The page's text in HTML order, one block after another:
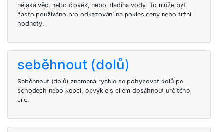
nějaká věc, nebo člověk, nebo hladina vody. To může být
často používáno pro odkazování na pokles ceny nebo tržní
hodnoty.
seběhnout (dolů)
Seběhnout (dolů) znamená rychle se pohybovat dolů po
schodech nebo kopci, obvykle s cílem dosáhnout určitého
cíle.